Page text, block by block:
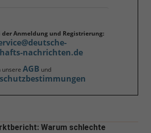
der Anmeldung und Registrierung:
nachrichten.de
unsere AGB und
Warum schlechte